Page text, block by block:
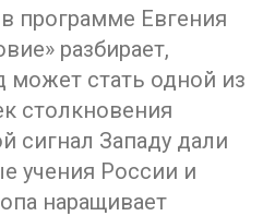
программе Евгения
разбирает,
может стать одной из
столкновения
сигнал Западу дали
учения России и
наращивает